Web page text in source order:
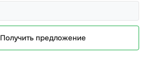
Получить предложение